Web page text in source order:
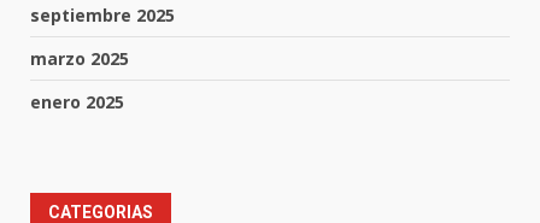
septiembre 2025
marzo 2025
enero 2025
CATEGORIAS